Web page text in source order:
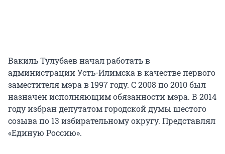
Вакиль Тулубаев начал работать в
администрации Усть-Илимска в качестве первого
заместителя мэра в 1997 году. С 2008 по 2010 был
назначен исполняющим обязанности мэра. В 2014
году избран депутатом городской думы шестого
созыва по 13 избирательному округу. Представлял
«Единую Россию».